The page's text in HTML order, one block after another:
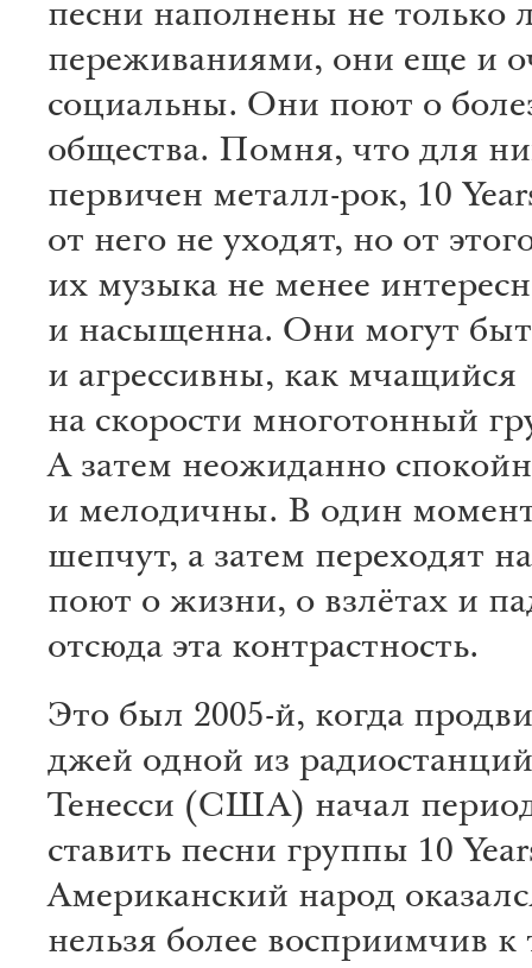
песни наполнены не только
переживаниями, они еще и
социальны. Они поют о
общества. Помня, что для
первичен металл-рок, 10
от него не уходят, но от
их музыка не менее
и насыщенна. Они могут
и агрессивны, как мчащийся
на скорости многотонный
А затем неожиданно
и мелодичны. В один
шепчут, а затем переходят
поют о жизни, о взлётах и
отсюда эта контрастность.
Это был 2005-й, когда
джей одной из
Тенесси (США) начал
ставить песни группы 10
Американский народ
нельзя более восприимчив к